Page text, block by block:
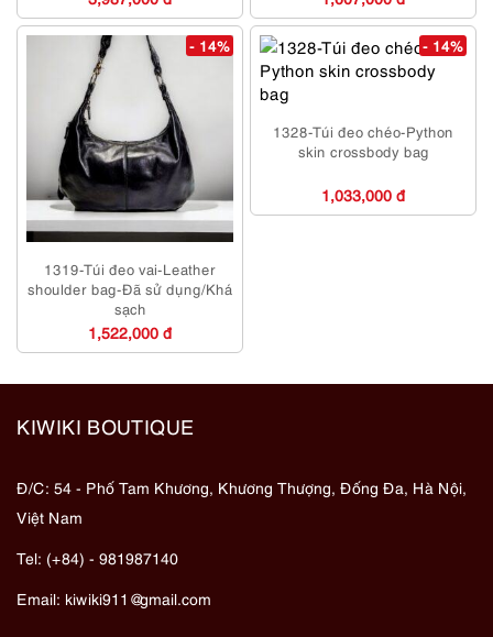
- 14%
1319-Túi đeo vai-Leather
shoulder bag-Đã sử dụng/Khá
sạch
1,522,000 đ
- 14%
1328-Túi đeo chéo-Python
skin crossbody bag
1,033,000 đ
KIWIKI BOUTIQUE
Đ/C: 54 - Phố Tam Khương, Khương Thượng, Đống Đa, Hà Nội,
Việt Nam
Tel: (+84) - 981987140
Email: kiwiki911@gmail.com